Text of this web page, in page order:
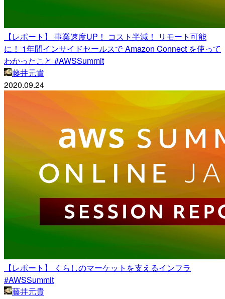
【レポート】 事業速度UP！ コスト半減！ リモート可能
に！ 1年間インサイドセールスで Amazon Connect を使って
わかったこと #AWSSummit
藤井元貴
2020.09.24
【レポート】 くらしのマーケットを支えるインフラ
#AWSSummit
藤井元貴